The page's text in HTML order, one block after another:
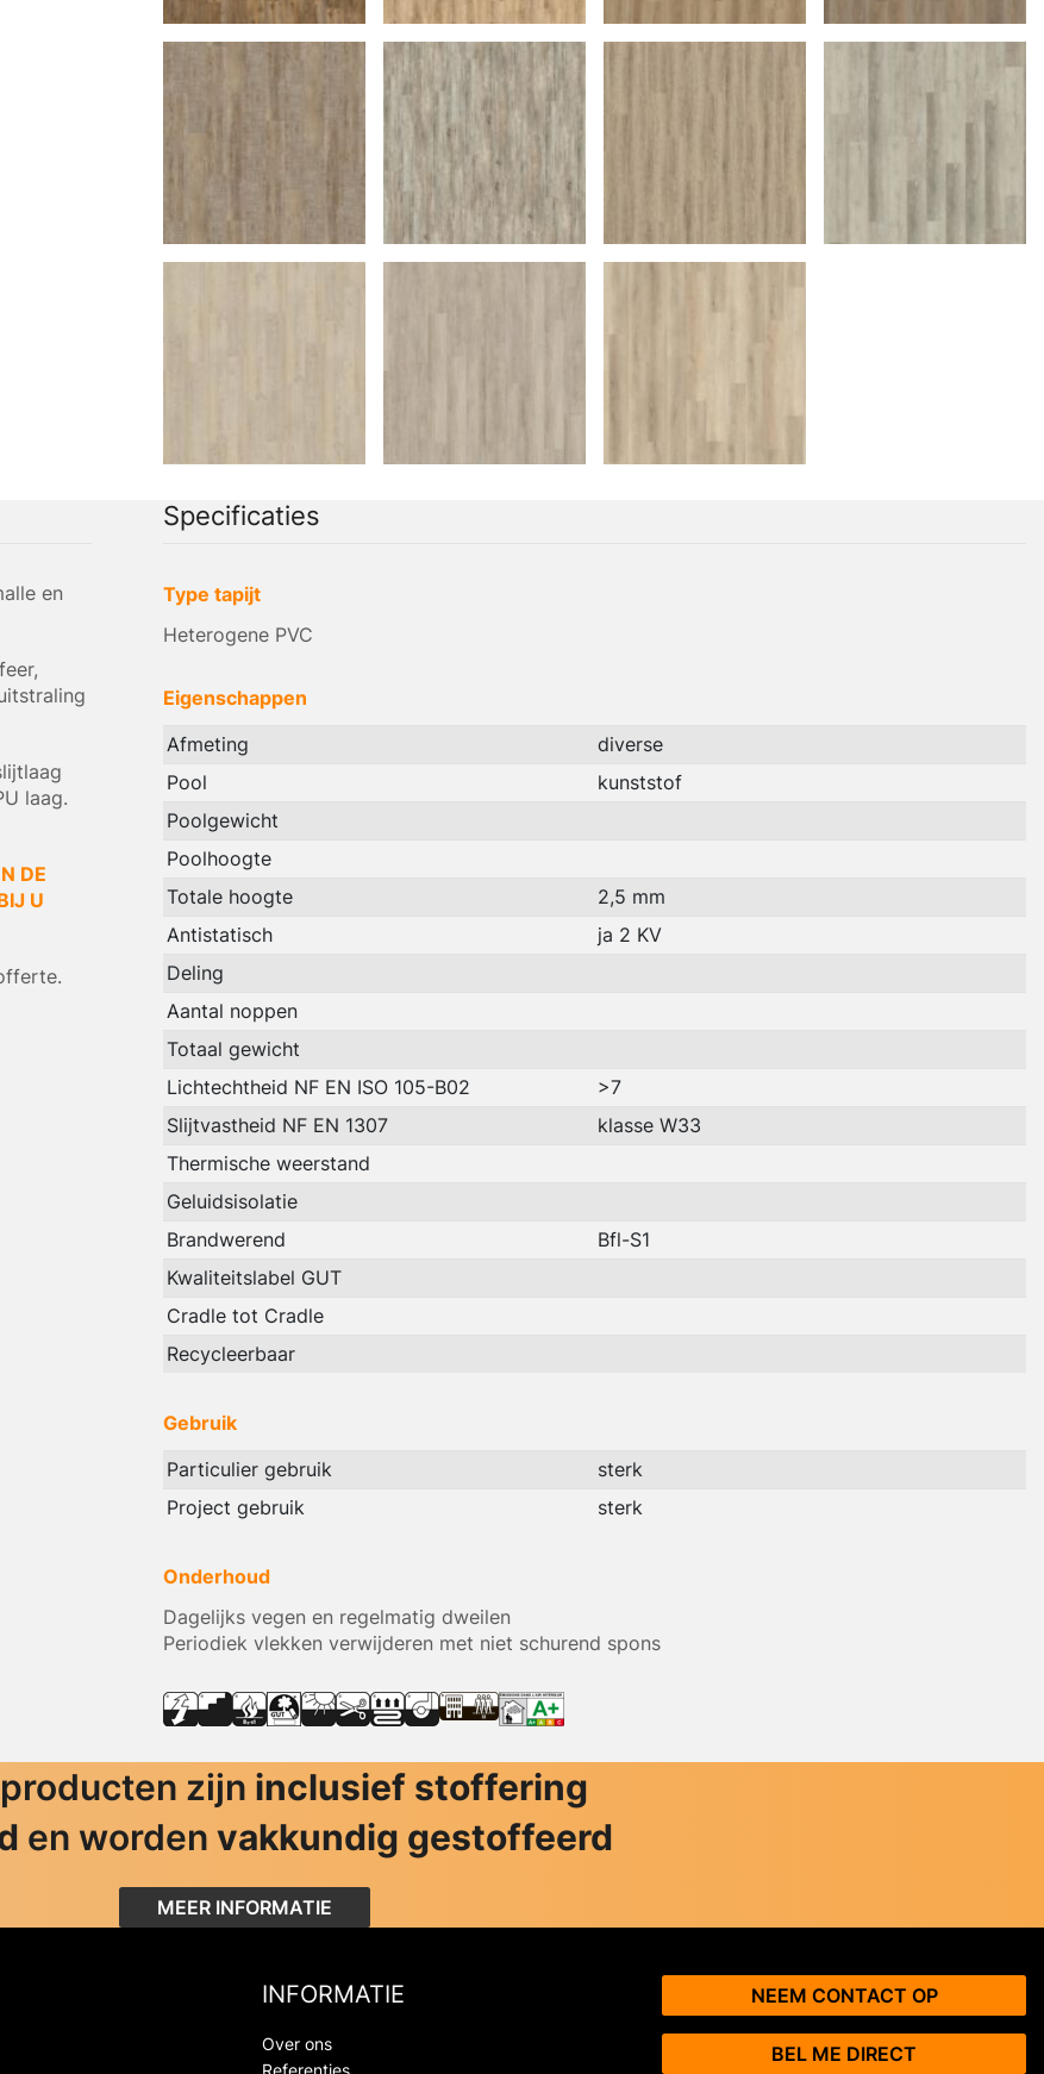
en
laag.
DE
U
Specificaties
Type tapijt
Heterogene PVC
Eigenschappen
Afmeting
diverse
Pool
kunststof
Poolgewicht
Poolhoogte
Totale hoogte
2,5 mm
Antistatisch
ja 2 KV
Deling
Aantal noppen
Totaal gewicht
Lichtechtheid NF EN ISO 105-B02
>7
Slijtvastheid NF EN 1307
klasse W33
Thermische weerstand
Geluidsisolatie
Brandwerend
Bfl-S1
Kwaliteitslabel GUT
Cradle tot Cradle
Recycleerbaar
Gebruik
Particulier gebruik
sterk
Project gebruik
sterk
Onderhoud
Dagelijks vegen en regelmatig dweilen
Periodiek vlekken verwijderen met niet schurend spons
zijn inclusief stoffering
en worden vakkundig gestoffeerd
MEER INFORMATIE
INFORMATIE
Over ons
Referenties
NEEM CONTACT OP
BEL ME DIRECT